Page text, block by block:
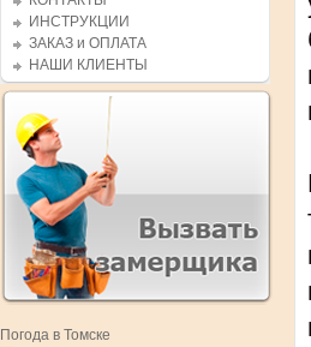
ИНСТРУКЦИИ
ЗАКАЗ и ОПЛАТА
НАШИ КЛИЕНТЫ
Погода в Томске